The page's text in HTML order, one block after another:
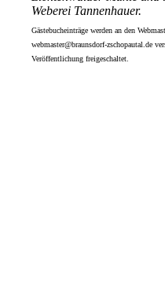
Weberei Tannenhauer.
Gästebucheinträge werden an den
webmaster@braunsdorf-zschopautal.de
Veröffentlichung freigeschaltet.